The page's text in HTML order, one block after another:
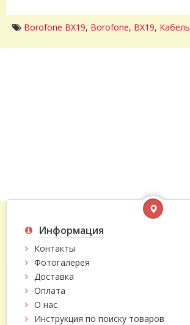
Borofone BX19, Borofone, BX19, Кабель
Информация
Контакты
Фотогалерея
Доставка
Оплата
О нас
Инструкция по поиску товаров